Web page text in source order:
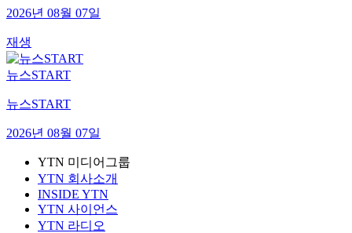
2026년 08월 07일
재생
뉴스START
뉴스START
2026년 08월 07일
YTN 미디어그룹
YTN 회사소개
INSIDE YTN
YTN 사이언스
YTN 라디오